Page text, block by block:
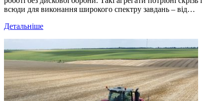
всюди для виконання широкого спектру завдань – від…
Детальніше